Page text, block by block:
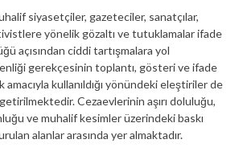
siyasetçiler, gazeteciler, sanatçılar,
yönelik gözaltı ve tutuklamalar ifade
açısından ciddi tartışmalara yol
gerekçesinin toplantı, gösteri ve ifade
amacıyla kullanıldığı yönündeki eleştiriler de
Cezaevlerinin aşırı doluluğu,
ve muhalif kesimler üzerindeki baskı
alanlar arasında yer almaktadır.